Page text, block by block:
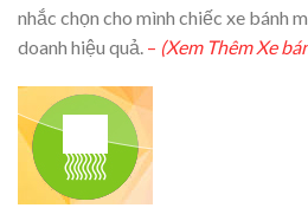
nhắc chọn cho mình chiếc xe bánh
doanh hiệu quả. – (Xem Thêm Xe